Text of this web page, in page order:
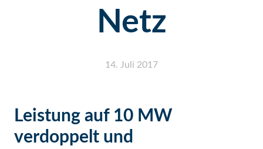
Netz
14. Juli 2017
Leistung auf 10 MW
verdoppelt und